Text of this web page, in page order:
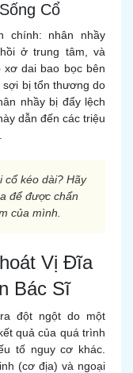
Cổ
chính: nhân nhầy
ở trung tâm, và
xơ dai bao bọc bên
sợi bị tổn thương do
nhầy bị đẩy lệch
dẫn đến các triệu
cổ kéo dài? Hãy
để được chẩn
của mình.
Vị Đĩa
Bác Sĩ
đột ngột do một
quả của quá trình
tố nguy cơ khác.
(cơ địa) và ngoại